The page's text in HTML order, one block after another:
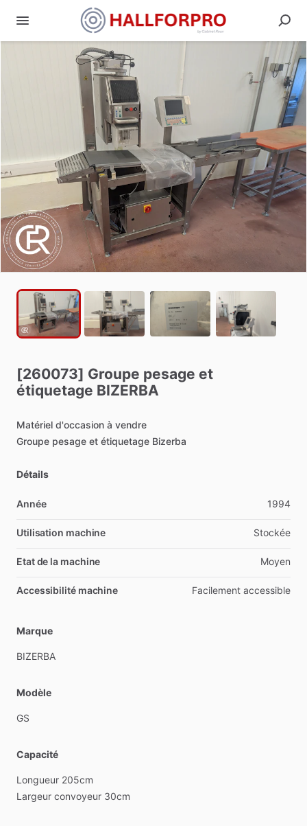
[260073] Groupe pesage et
étiquetage BIZERBA
Matériel d'occasion à vendre
Groupe pesage et étiquetage Bizerba
Détails
Année 1994
Utilisation machine Stockée
Etat de la machine Moyen
Accessibilité machine Facilement accessible
Marque
BIZERBA
Modèle
GS
Capacité
Longueur 205cm
Largeur convoyeur 30cm